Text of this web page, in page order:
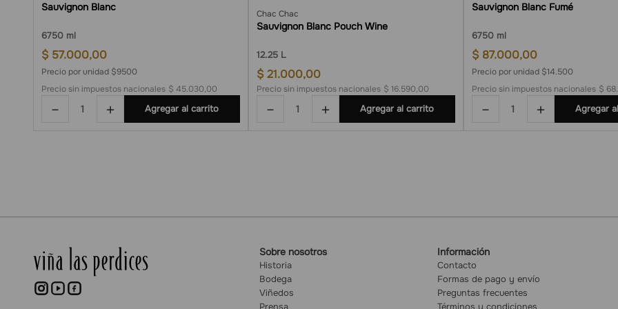
Sauvignon Blanc
6750 ml
$ 57.000,00
Precio por unidad $9500
Precio sin impuestos nacionales $ 45.030,00
＋
－ Agregar al carrito
Chac Chac
Sauvignon Blanc Pouch Wine
12.25 L
$ 21.000,00
Precio sin impuestos nacionales $ 16.590,00
＋
－ Agregar al carrito
Sauvignon Blanc Fumé
6750 ml
$ 87.000,00
Precio por unidad $14.500
Precio sin impuestos nacionales $
＋
－ Agregar
Sobre nosotros
Historia
Bodega
Viñedos
Prensa
Información
Contacto
Formas de pago y envío
Preguntas frecuentes
Términos y condiciones